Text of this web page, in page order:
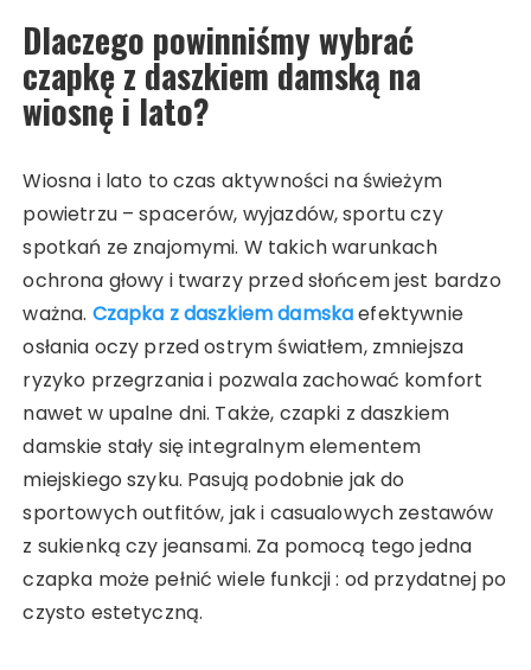
Dlaczego powinniśmy wybrać
czapkę z daszkiem damską na
wiosnę i lato?
Wiosna i lato to czas aktywności na świeżym
powietrzu – spacerów, wyjazdów, sportu czy
spotkań ze znajomymi. W takich warunkach
ochrona głowy i twarzy przed słońcem jest bardzo
ważna. Czapka z daszkiem damskaefektywnie
osłania oczy przed ostrym światłem, zmniejsza
ryzyko przegrzania i pozwala zachować komfort
nawet w upalne dni. Także, czapki z daszkiem
damskie stały się integralnym elementem
miejskiego szyku. Pasują podobnie jak do
sportowych outfitów, jak i casualowych zestawów
z sukienką czy jeansami. Za pomocą tego jedna
czapka może pełnić wiele funkcji : od przydatnej po
czysto estetyczną.